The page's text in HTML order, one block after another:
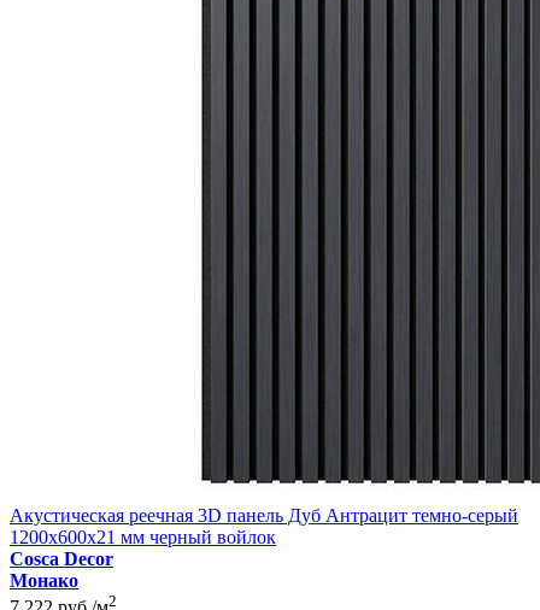
Акустическая реечная 3D панель Дуб Антрацит темно-серый
1200x600x21 мм черный войлок
Cosca Decor
Монако
2